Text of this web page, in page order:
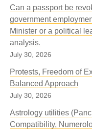
हो के अमीर दिल, नाचे
सतगुरु जी शील, दया,
Can a passport be
government
Minister or a political
analysis.
July 30, 2026
Protests, Freedom of
Balanced Approach
July 30, 2026
Astrology utilities
Compatibility,